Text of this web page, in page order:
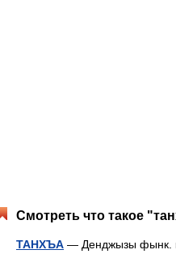
Смотреть что такое
ТАНХЪА — Денджызы фынк.